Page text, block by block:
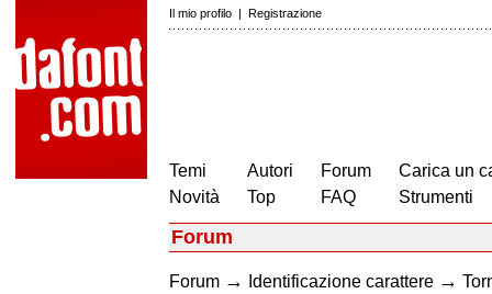
Il mio profilo | Registrazione
Temi
Novità
Autori
Top
Forum
FAQ
Carica un
Strumenti
Forum
Forum → Identificazione carattere →